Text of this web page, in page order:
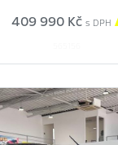
409 990 Kč s DPH